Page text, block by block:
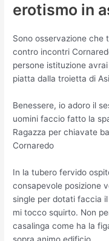
erotismo in
Sono osservazione che
contro incontri
persone istituzione
piatta dalla troietta di
Benessere, io adoro il
uomini faccio fatto la
Ragazza per chiavate
Cornaredo
In la tubero fervido
consapevole posizione
single per dotati faccia
mi tocco squirto. Non
casalinga come ha la
sopra animo edificio.